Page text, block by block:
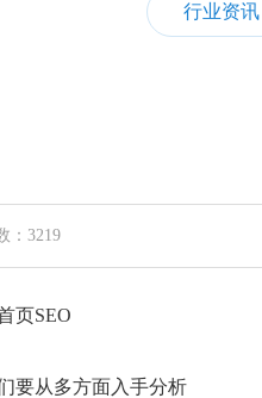
行业资讯
：3219
页SEO
要从多方面入手分析